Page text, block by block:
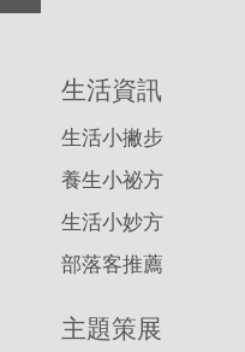
生活資訊
生活小撇步
養生小祕方
生活小妙方
部落客推薦
主題策展